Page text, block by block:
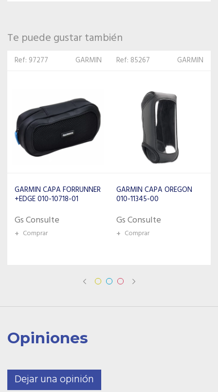
Te puede gustar también
Ref: 85267 GARMIN
GARMIN CAPA OREGON
010-11345-00
Gs Consulte
+ Comprar
Ref: 97765 GARMIN
GARMIN CAPA 4.3W/Flip
010-10987-07
Gs Consulte
+ Comprar
Opiniones
Dejar una opinión